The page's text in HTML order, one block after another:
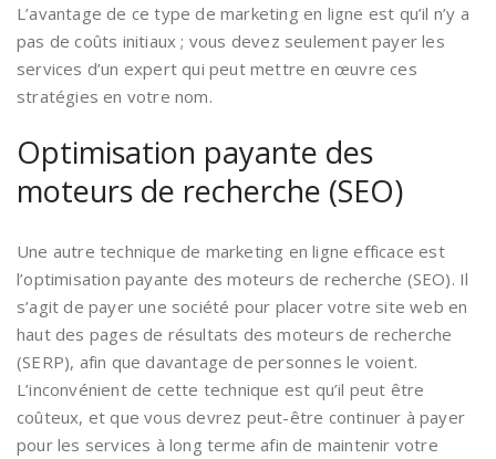
L’avantage de ce type de marketing en ligne est qu’il n’y a
pas de coûts initiaux ; vous devez seulement payer les
services d’un expert qui peut mettre en œuvre ces
stratégies en votre nom.
Optimisation payante des
moteurs de recherche (SEO)
Une autre technique de marketing en ligne efficace est
l’optimisation payante des moteurs de recherche (SEO). Il
s’agit de payer une société pour placer votre site web en
haut des pages de résultats des moteurs de recherche
(SERP), afin que davantage de personnes le voient.
L’inconvénient de cette technique est qu’il peut être
coûteux, et que vous devrez peut-être continuer à payer
pour les services à long terme afin de maintenir votre